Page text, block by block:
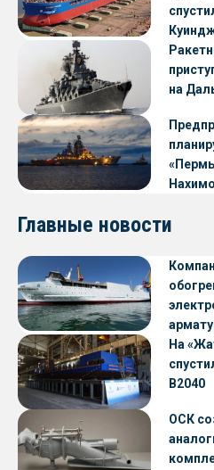
на
Главные новости
На
В2040
ОСК